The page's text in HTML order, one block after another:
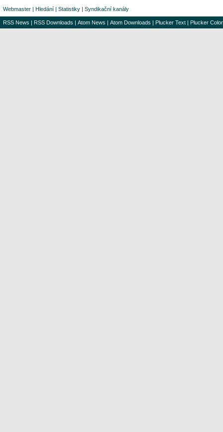
Webmaster | Hledání | Statistiky | Syndikační kanály
RSS News | RSS Downloads | Atom News | Atom Downloads | Plucker Text | Plucker Color